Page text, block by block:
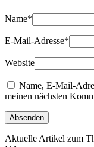
Name*
E-Mail-Adresse*
Website
Name, E-Mail-
meinen nächsten
Aktuelle Artikel zum